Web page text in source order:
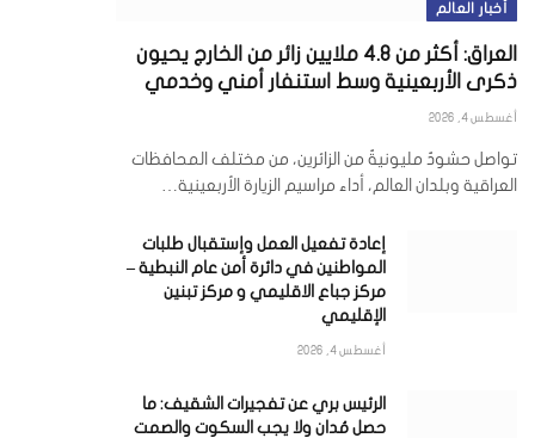
أخبار العالم
العراق: أكثر من 4.8 ملايين زائر من الخارج يحيون
ذكرى الأربعينية وسط استنفار أمني وخدمي
أغسطس 4, 2026
تواصل حشودٌ مليونيةٌ من الزائرين، من مختلف المحافظات
العراقية وبلدان العالم، أداء مراسيم الزيارة الأربعينية…
إعادة تفعيل العمل وإستقبال طلبات
المواطنين في دائرة أمن عام النبطية –
مركز جباع الاقليمي و مركز تبنين
الإقليمي
أغسطس 4, 2026
الرئيس بري عن تفجيرات الشقيف: ما
حصل مُدان ولا يجب السكوت والصمت